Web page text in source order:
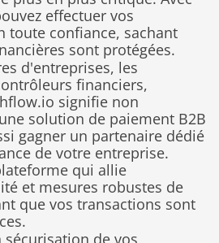
effectuer vos
toute confiance, sachant
sont protégées.
d'entreprises, les
financiers,
signifie non
solution de paiement B2B
gagner un partenaire dédié
de votre entreprise.
qui allie
et mesures robustes de
que vos transactions sont
sécurisation de vos